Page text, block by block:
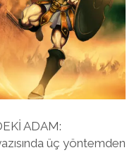
ADAM:
üç yöntemden